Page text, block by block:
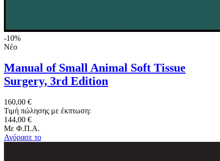
-10%
Νέο
Manual of Small Animal Soft Tissue
Surgery, 3rd Edition
160,00 €
Τιμή πώλησης με έκπτωση:
144,00 €
Με Φ.Π.Α.
Αγόρασε το